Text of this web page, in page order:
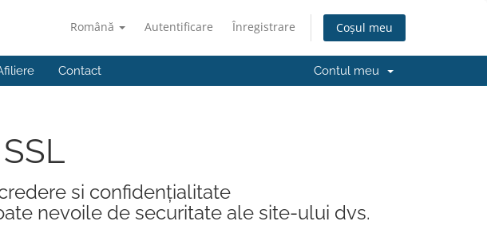
Română Autentificare Înregistrare Coșul meu
Contact Contul meu
si confidențialitate
nevoile de securitate ale site-ului dvs.